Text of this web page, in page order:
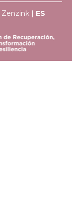
Zenzink | ES